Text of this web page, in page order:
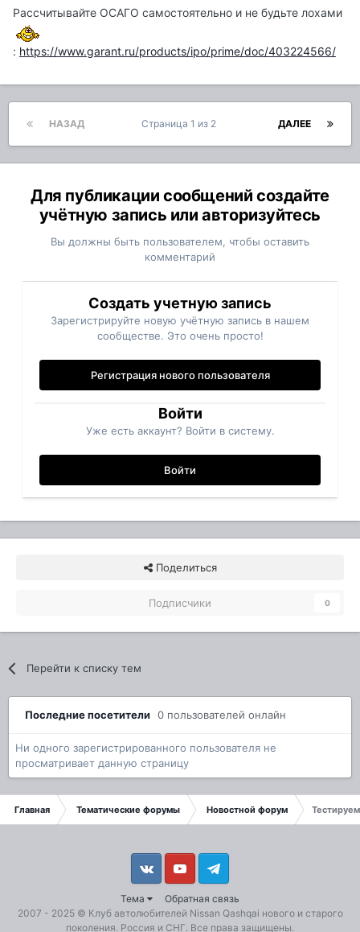
Рассчитывайте ОСАГО самостоятельно и не будьте лохами
: https://www.garant.ru/products/ipo/prime/doc/403224566/
НАЗАД ДАЛЕЕ
Страница 1 из 2
Для публикации сообщений создайте
учётную запись или авторизуйтесь
Вы должны быть пользователем, чтобы оставить
комментарий
Создать учетную запись
Зарегистрируйте новую учётную запись в нашем
сообществе. Это очень просто!
Регистрация нового пользователя
Войти
Уже есть аккаунт? Войти в систему.
Войти
Поделиться
Подписчики 0
Перейти к списку тем
Последние посетители 0 пользователей онлайн
Ни одного зарегистрированного пользователя не
просматривает данную страницу
Главная Тематические форумы Новостной форум
Тема Обратная связь
VkontakteYouTube Telegram
2007 - 2025 © Клуб автолюбителей Nissan Qashqai нового и старого
поколения. Россия и СНГ. Все права защищены.